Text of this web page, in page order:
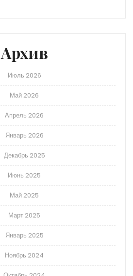
Архив
Июль 2026
Май 2026
Апрель 2026
Январь 2026
Декабрь 2025
Июнь 2025
Май 2025
Март 2025
Январь 2025
Ноябрь 2024